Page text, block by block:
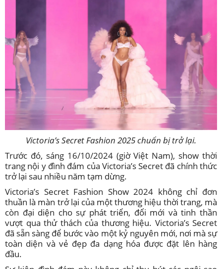
Victoria’s Secret Fashion 2025 chuẩn bị trở lại.
Trước đó, sáng 16/10/2024 (giờ Việt Nam), show thời
trang nội y đình đám của Victoria’s Secret đã chính thức
trở lại sau nhiều năm tạm dừng.
Victoria’s Secret Fashion Show 2024 không chỉ đơn
thuần là màn trở lại của một thương hiệu thời trang, mà
còn đại diện cho sự phát triển, đổi mới và tinh thần
vượt qua thử thách của thương hiệu. Victoria’s Secret
đã sẵn sàng để bước vào một kỷ nguyên mới, nơi mà sự
toàn diện và vẻ đẹp đa dạng hóa được đặt lên hàng
đầu.